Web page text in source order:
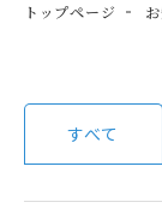
トップページ
すべて